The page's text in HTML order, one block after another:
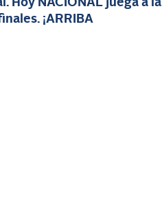
Hoy NACIONAL juega a
¡ARRIBA